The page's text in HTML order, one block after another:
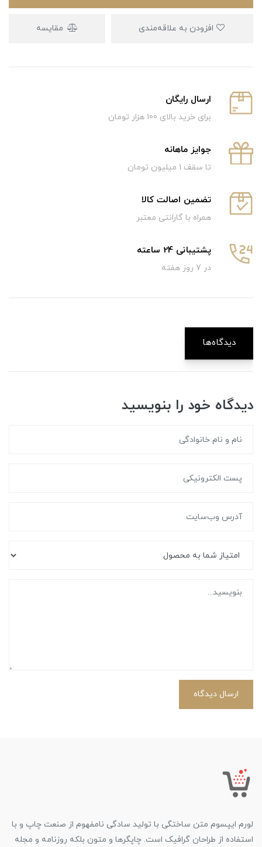
مقایسه
ارسال رایگان
برای خرید بالای 100 هزار تومان
جوایز ماهانه
تا سقف 1 میلیون تومان
تضمین اصالت کالا
همراه با گارانتی معتبر
پشتیبانی 24 ساعته
در 7 روز هفته
دیدگاه‌ها
دیدگاه خود را بنویسید
ارسال دیدگاه
لورم ایپسوم متن ساختگی با تولید سادگی نامفهوم از صنعت چاپ و با
استفاده از طراحان گرافیک است. چاپگرها و متون بلکه روزنامه و مجله